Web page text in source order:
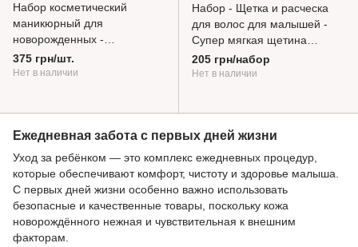
Набор косметический
маникюрный для
новорожденных -
безопасные ножницы,
щипчики, пилочка Серый
375 грн/шт.
Нет в наличии
Набор - Щетка и расческа
для волос для малышей -
Супер мягкая щетина
(Голубой) BabyOno
205 грн/набор
Нет в наличии
Ежедневная забота с первых дней жизни
Уход за ребёнком — это комплекс ежедневных процедур,
которые обеспечивают комфорт, чистоту и здоровье малыша.
С первых дней жизни особенно важно использовать
безопасные и качественные товары, поскольку кожа
новорождённого нежная и чувствительная к внешним
факторам.